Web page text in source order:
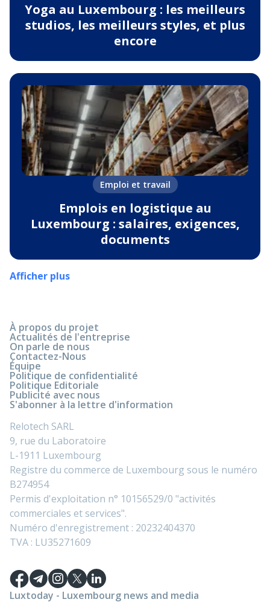
Yoga au Luxembourg : les meilleurs
studios, les meilleurs styles, et plus
encore
Emploi et travail
Emplois en logistique au
Luxembourg : salaires, exigences,
documents
Afficher plus
À propos du projet
Actualités de l'entreprise
On parle de nous
Contactez-Nous
Équipe
Politique de confidentialité
Politique Editoriale
Publicité avec nous
S'abonner à la lettre d'information
Relotech SARL
9, rue du Laboratoire
L-1911 Luxembourg
Registre du commerce de Luxembourg sous le numéro
B274954
Permis d'exploitation n° 10156529/0 "activités
commerciales et services".
Numéro d'enregistrement : 20232404370
TVA : LU35271609
Luxtoday - Luxembourg news and media